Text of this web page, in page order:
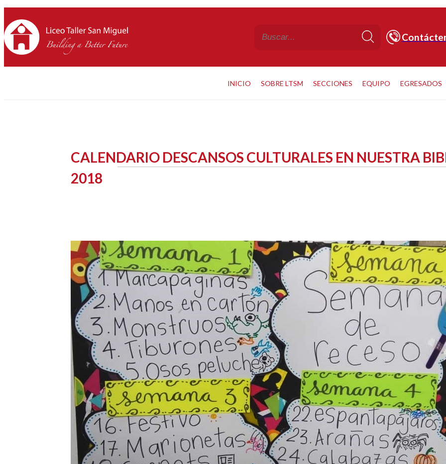
INICIO SOBRE LTSM SECCIONES EQUIPO EGRESADOS
CALENDARIO DESCANSOS CULTURALES EN NUESTRA
2018